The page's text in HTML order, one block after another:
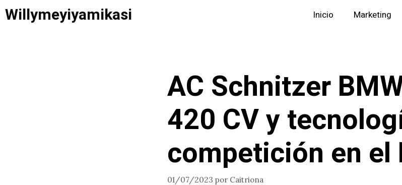
Saltar
Willymeyiyamikasi Inicio Marketing
AC Schnitzer
420 CV y
competición en el
01/07/2023 por Caitriona